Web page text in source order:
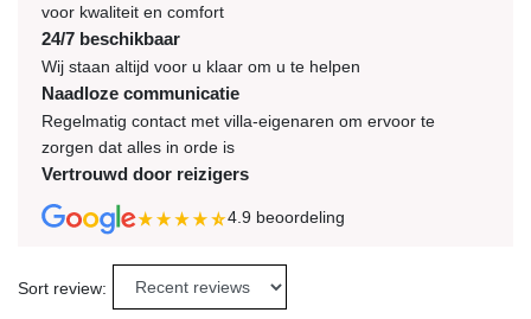
voor kwaliteit en comfort
24/7 beschikbaar
Wij staan altijd voor u klaar om u te helpen
Naadloze communicatie
Regelmatig contact met villa-eigenaren om ervoor te
zorgen dat alles in orde is
Vertrouwd door reizigers
4.9 beoordeling
Sort review: